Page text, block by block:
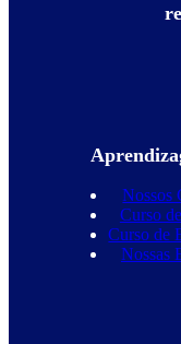
Nossos
Curso
Curso de
Nossas